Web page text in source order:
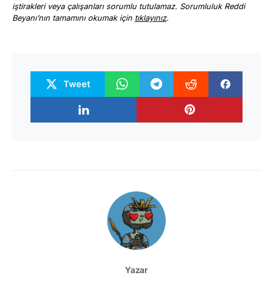
iştirakleri veya çalışanları sorumlu tutulamaz. Sorumluluk Reddi
Beyanı’nın tamamını okumak için tıklayınız.
Tweet
Yazar